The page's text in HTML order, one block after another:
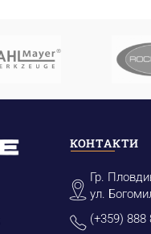
КОНТАКТИ
Гр.
ул.
(+359) 888